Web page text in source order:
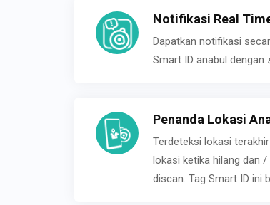
Notifikasi Real
Dapatkan notifikasi
Smart ID anabul dengan
Penanda Lokasi
Terdeteksi lokasi
lokasi ketika hilang dan
discan. Tag Smart ID ini